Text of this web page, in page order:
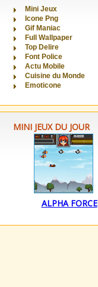
Mini Jeux
Icone Png
Gif Maniac
Full Wallpaper
Top Delire
Font Police
Actu Mobile
Cuisine du Monde
Emoticone
MINI JEUX DU JOUR
ALPHA FORCE